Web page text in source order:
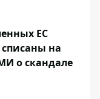
ЕС
списаны на
о скандале